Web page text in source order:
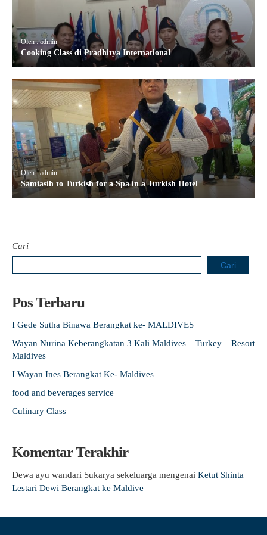
Oleh : admin
Cooking Class di Pradhitya International
Oleh : admin
Samiasih to Turkish for a Spa in a Turkish Hotel
Cari
Cari
Pos Terbaru
I Gede Sutha Binawa Berangkat ke- MALDIVES
Wayan Nurina Keberangkatan 3 Kali Maldives – Turkey – Resort
Maldives
I Wayan Ines Berangkat Ke- Maldives
food and beverages service
Culinary Class
Komentar Terakhir
Dewa ayu wandari Sukarya sekeluarga mengenai Ketut Shinta
Lestari Dewi Berangkat ke Maldive